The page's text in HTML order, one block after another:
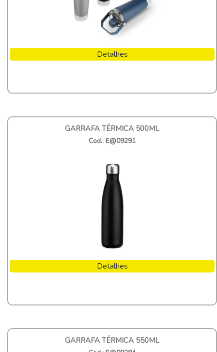
Detalhes
GARRAFA TÉRMICA 500ML
Cod.: E@09291
Detalhes
GARRAFA TÉRMICA 550ML